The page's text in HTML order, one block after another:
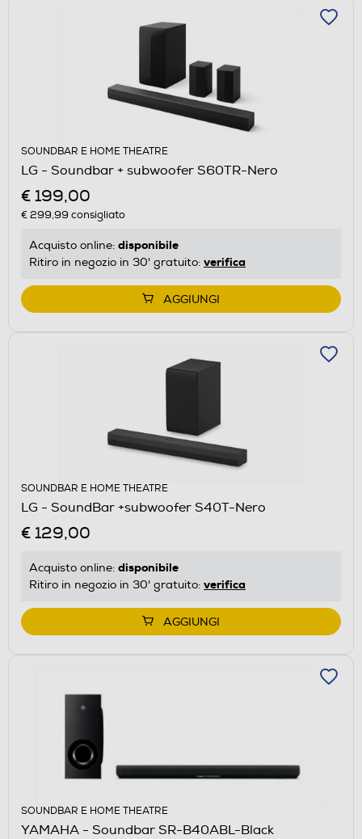
SOUNDBAR E HOME THEATRE
LG - Soundbar + subwoofer S60TR-Nero
€ 199,00
€ 299,99 consigliato
Acquisto online: disponibile
Ritiro in negozio in 30' gratuito: verifica
AGGIUNGI
SOUNDBAR E HOME THEATRE
LG - SoundBar +subwoofer S40T-Nero
€ 129,00
Acquisto online: disponibile
Ritiro in negozio in 30' gratuito: verifica
AGGIUNGI
SOUNDBAR E HOME THEATRE
YAMAHA - Soundbar SR-B40ABL-Black